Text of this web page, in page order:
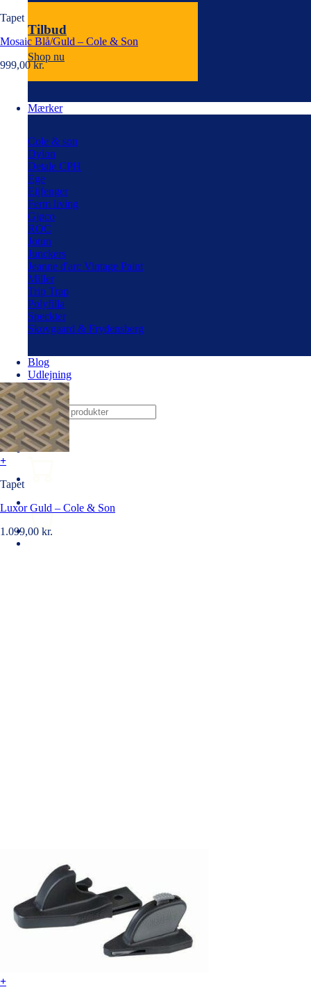
Tilbud
Shop nu
Mærker
Cole & son
Dylon
Detale CPH
Ege
Eijfenger
Ferm living
Gjøco
ROC
Jotun
Junckers
Jeanne d'arc Vintage Paint
Miller
Trip Trap
Polyfilla
Speckter
Skovgaard & Frydensberg
Blog
Udlejning
Om os
Søg
efter:
Tapet
Mosaic Blå/Guld – Cole & Son
999,00kr.
+
Tapet
Luxor Guld – Cole & Son
1.099,00 kr.
+